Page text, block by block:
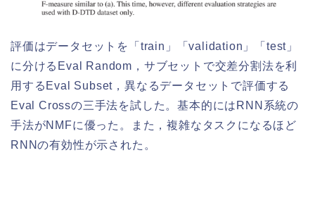
評価はデータセットを「train」「validation」「test」
に分けるEval Random，サブセットで交差分割法を利
用するEval Subset，異なるデータセットで評価する
Eval Crossの三手法を試した。基本的にはRNN系統の
手法がNMFに優った。また，複雑なタスクになるほど
RNNの有効性が示された。